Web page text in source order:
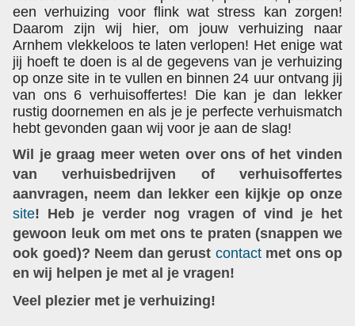
een verhuizing voor flink wat stress kan zorgen!
Daarom zijn wij hier, om jouw verhuizing naar
Arnhem vlekkeloos te laten verlopen! Het enige wat
jij hoeft te doen is al de gegevens van je verhuizing
op onze site in te vullen en binnen 24 uur ontvang jij
van ons 6 verhuisoffertes! Die kan je dan lekker
rustig doornemen en als je je perfecte verhuismatch
hebt gevonden gaan wij voor je aan de slag!
Wil je graag meer weten over ons of het vinden
van verhuisbedrijven of verhuisoffertes
aanvragen, neem dan lekker een kijkje op onze
site! Heb je verder nog vragen of vind je het
gewoon leuk om met ons te praten (snappen we
ook goed)? Neem dan gerust contactmet ons op
en wij helpen je met al je vragen!
Veel plezier met je verhuizing!